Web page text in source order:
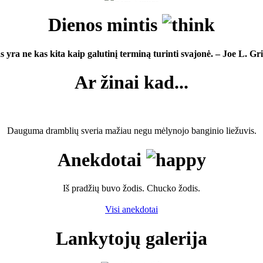
Dienos mintis
yra ne kas kita kaip galutinį terminą turinti svajonė. – Joe L.
Ar žinai kad...
Dauguma dramblių sveria mažiau negu mėlynojo banginio liežuvis.
Anekdotai
Iš pradžių buvo žodis. Chucko žodis.
Visi anekdotai
Lankytojų galerija